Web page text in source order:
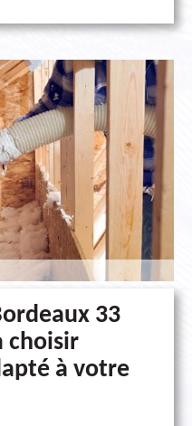
33
choisir
à votre